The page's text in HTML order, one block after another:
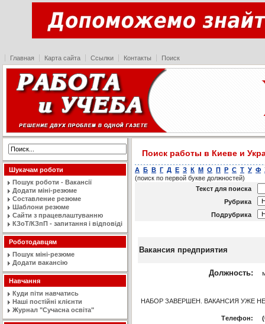
Главная Карта сайта Ссылки Контакты Поиск
Шукачам роботи
Пошук роботи - Вакансії
Додати міні-резюме
Составление резюме
Шаблони резюме
Сайти з працевлаштуванню
КЗоТ/КЗпП - запитання і відповіді
Роботодавцям
Пошук міні-резюме
Додати вакансію
Навчання
Куди піти навчатись
Наші постійні клієнти
Журнал "Сучасна освiта"
Поиск работы в Киеве и
А Б В Г Д Е З К М О П Р С Т У Ф
(поиск по первой букве должностей)
Текст для поиска
Рубрика
Подрубрика
Вакансия предприятия
Должность:
НАБОР ЗАВЕРШЕН. ВАКАНСИЯ УЖЕ НЕ
Tелефон: